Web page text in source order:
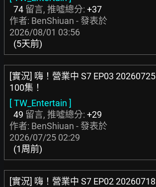
74 留言, 推噓總分: +37
作者: BenShiuan - 發表於
2026/08/01 03:56
(5天前)
[實況] 嗨！營業中 S7 EP03 20260725
100集！
[ TW_Entertain ]
49 留言, 推噓總分: +29
作者: BenShiuan - 發表於
2026/07/25 02:29
(1周前)
[實況] 嗨！營業中 S7 EP02 20260718